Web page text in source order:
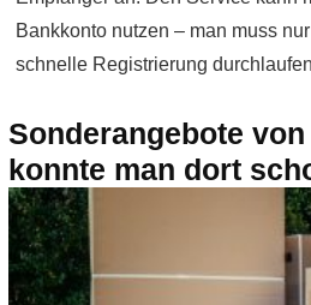
Bankkonto nutzen – man muss
schnelle Registrierung
Sonderangebote
konnte man dort